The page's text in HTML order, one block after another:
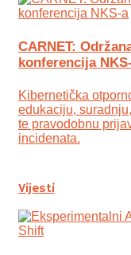
CARNET:
konferencija
Kibernetička
edukaciju,
te pravodobnu
incidenata.
Vijesti